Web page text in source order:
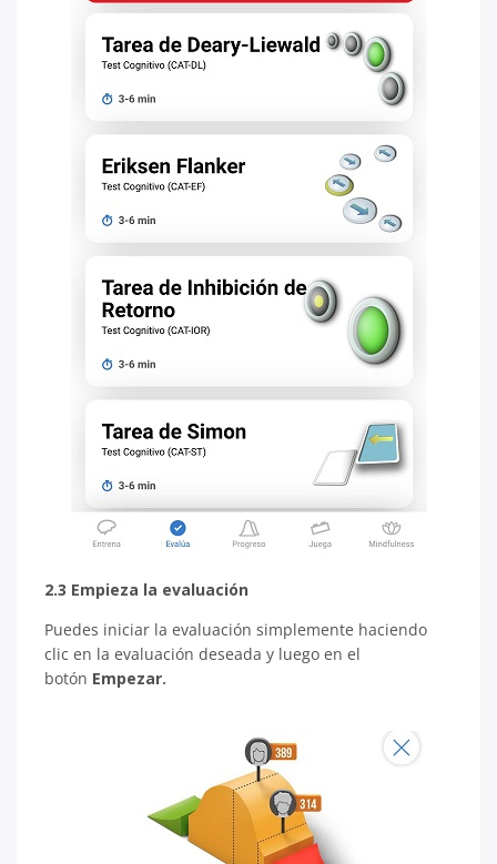
2.3 Empieza la evaluación
Puedes iniciar la evaluación simplemente haciendo
clic en la evaluación deseada y luego en el
botón Empezar.